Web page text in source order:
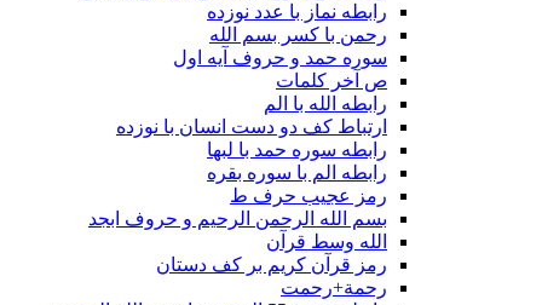
رابطه نماز با عدد نوزده
رحمن با کسر بسم الله
سوره حمد و حروف آیه اول
ص آخر کلمات
رابطه الله با الم
ارتباط کف دو دست انسان با نوزده
رابطه سوره حمد با لبها
رابطه الم با سوره بقره
رمز عجیب حرف ط
بسم الله الرحمن الرحیم و حروف ابجد
الله وسط قرآن
رمز قرآن کریم بر کف دستان
رحمة+رحمت